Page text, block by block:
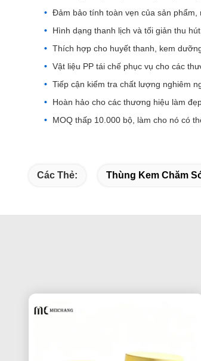
Đảm bảo tính toàn vẹn của sản
Hình dạng thanh lịch và tối giản thu
Thích hợp cho huyết thanh, kem
Vật liệu PP tái chế phục vụ cho các
Tiếp cận kiểm tra chất lượng nghiêm
Hoàn hảo cho các thương hiệu làm
MOQ thấp 10.000 bộ, làm cho nó có
Các Thẻ: Thùng Kem Chăm